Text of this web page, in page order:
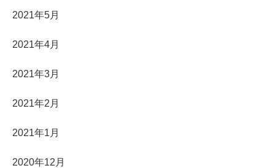
2021年5月
2021年4月
2021年3月
2021年2月
2021年1月
2020年12月